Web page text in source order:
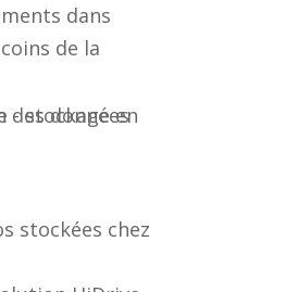
dans
de la
stockées chez